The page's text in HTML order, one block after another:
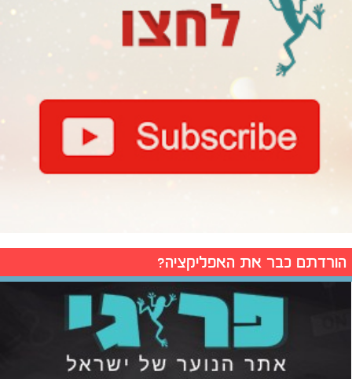
הורדתם כבר את האפליקציה?